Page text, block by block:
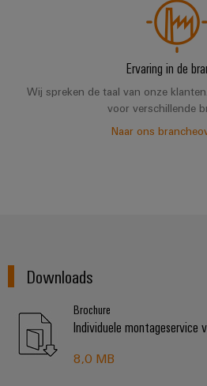
Ervaring in de
Wij spreken de taal van onze
voor verschillende
Naar ons
Downloads
Brochure
Individuele montageservice
8,0 MB